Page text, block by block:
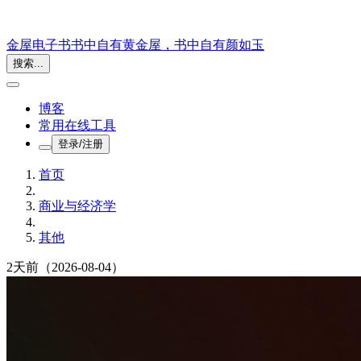
金屋电子书书中自有黄金屋，书中自有颜如玉
搜索...
博客
常用在线工具
登录/注册
首页
商业与经济学
其他
2天前 （2026-08-04）